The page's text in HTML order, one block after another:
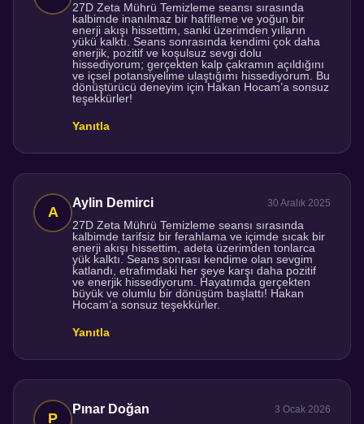
27D Zeta Mührü Temizleme seansı sırasında
kalbimde inanılmaz bir hafifleme ve yoğun bir
enerji akışı hissettim, sanki üzerimden yılların
yükü kalktı. Seans sonrasında kendimi çok daha
enerjik, pozitif ve koşulsuz sevgi dolu
hissediyorum; gerçekten kalp çakramın açıldığını
ve içsel potansiyelime ulaştığımı hissediyorum. Bu
dönüştürücü deneyim için Hakan Hocam’a sonsuz
teşekkürler!
Yanıtla
Aylin Demirci 30 Aralık 2025
27D Zeta Mührü Temizleme seansı sırasında
kalbimde tarifsiz bir ferahlama ve içimde sıcak bir
enerji akışı hissettim, adeta üzerimden tonlarca
yük kalktı. Seans sonrası kendime olan sevgim
katlandı, etrafımdaki her şeye karşı daha pozitif
ve enerjik hissediyorum. Hayatımda gerçekten
büyük ve olumlu bir dönüşüm başlattı! Hakan
Hocam’a sonsuz teşekkürler.
Yanıtla
Pınar Doğan 3 Ocak 2026